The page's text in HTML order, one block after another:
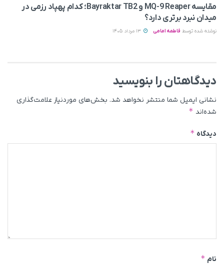
مقایسه MQ-9 Reaper و Bayraktar TB2؛ کدام پهپاد رزمی در
میدان نبرد برتری دارد؟
نوشته شده توسط فاطمه امامی
دیدگاهتان را بنویسید
نشانی ایمیل شما منتشر نخواهد شد. بخش‌های موردنیاز علامت‌گذاری
شده‌اند *
دیدگاه *
نام *